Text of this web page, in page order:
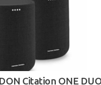
Citation ONE